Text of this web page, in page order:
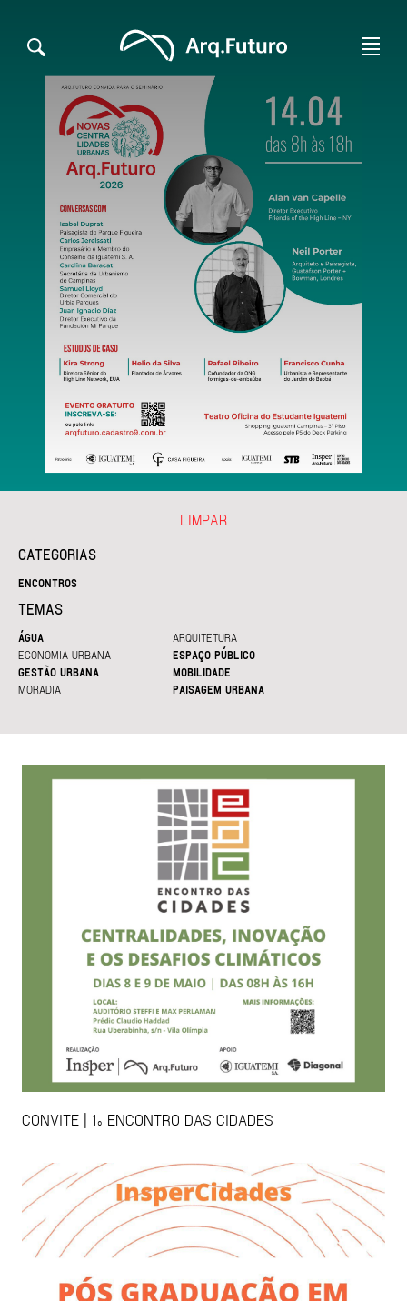
CATEGORIAS
ENCONTROS
TEMAS
ÁGUA
ARQUITETURA
ECONOMIA URBANA
ESPAÇO PÚBLICO
GESTÃO URBANA
MOBILIDADE
MORADIA
PAISAGEM URBANA
LIMPAR
CONVITE | 1º ENCONTRO DAS CIDADES